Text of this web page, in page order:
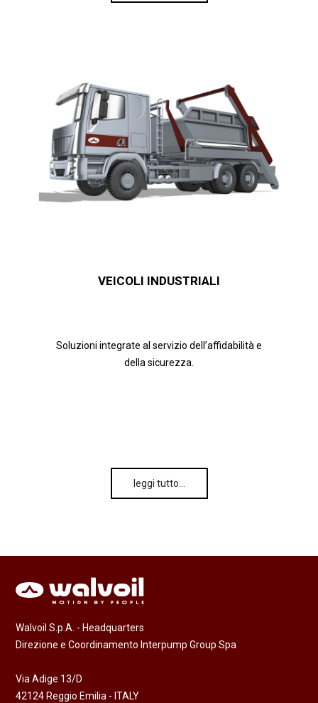
VEICOLI INDUSTRIALI
Soluzioni integrate al servizio dell’affidabilità e
della sicurezza.
leggi tutto…
Walvoil S.p.A. - Headquarters
Direzione e Coordinamento Interpump Group Spa
Via Adige 13/D
42124 Reggio Emilia - ITALY